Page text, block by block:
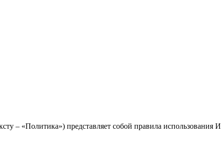
– «Политика») представляет собой правила